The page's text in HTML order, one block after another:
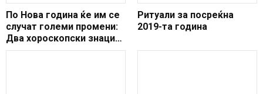
По Нова година ќе им се
случат големи промени:
Два хороскопски знаци
на почеток на јануари ќе
Ритуали за посреќна
2019-та година